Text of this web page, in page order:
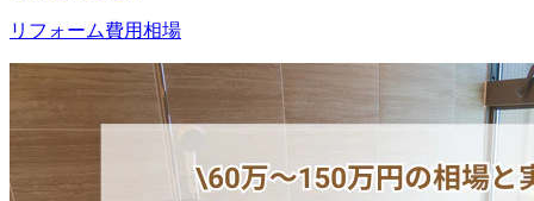
リフォーム費用相場